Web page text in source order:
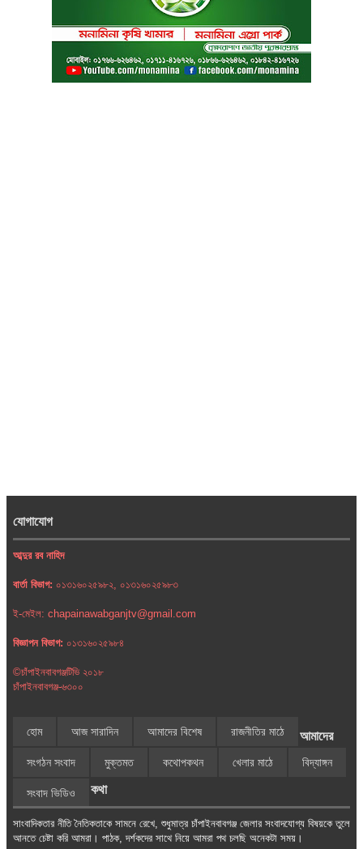
যোগাযোগ
আব্দুর রব নাহিদ
বার্তা বিভাগ: ০১৩১৬০২৫৯৮২, ০১৩১৬০২৫৯৮৩
ই-মেইল: chapainawabganjtv@gmail.com
বিজ্ঞাপন বিভাগ: ০১৩১৬০২৫৯৮৪
©চাঁপাইনবাবগঞ্জটিভি ২০১৮
চাঁপাইনবাবগঞ্জ-৬৩০০
হোম আজ সারাদিন আমাদের বিশেষ রাজনীতির মাঠে
সংগঠন সংবাদ মুক্তমত কথোপকথন খেলার মাঠে বিদ্যাঙ্গন
সংবাদ ভিডিও
আমাদের
কথা
সাংবাদিকতার নীতি নৈতিকতাকে সামনে রেখে, শুধুমাত্র চাঁপাইনবাবগঞ্জ জেলার সংবাদযোগ্য বিষয়কে তুলে
আনতে চেষ্টা করি আমরা। পাঠক, দর্শকদের সাথে নিয়ে আমরা পথ চলছি অনেকটা সময়।